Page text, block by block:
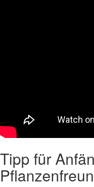
Tipp für